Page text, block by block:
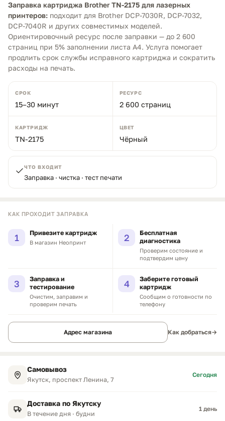
Заправка картриджа Brother TN-2175 для лазерных
принтеров: подходит для Brother DCP-7030R, DCP-7032,
DCP-7040R и других совместимых моделей.
Ориентировочный ресурс после заправки — до 2 600
страниц при 5% заполнении листа A4. Услуга помогает
продлить срок службы исправного картриджа и сократить
расходы на печать.
СРОК
15–30 минут
РЕСУРС
2 600 страниц
КАРТРИДЖ
TN-2175
ЦВЕТ
Чёрный
ЧТО ВХОДИТ
Заправка · чистка · тест печати
КАК ПРОХОДИТ ЗАПРАВКА
1 Привезите картридж
В магазин Неопринт 2
Бесплатная
диагностика
Проверим состояние и
подтвердим цену
3
Заправка и
тестирование
Очистим, заправим и
проверим печать
4
Заберите готовый
картридж
Сообщим о готовности по
телефону
Адрес магазина Как добраться→
Самовывоз
Якутск, проспект Ленина, 7
Сегодня
Доставка по Якутску
В течение дня · будни
1 день